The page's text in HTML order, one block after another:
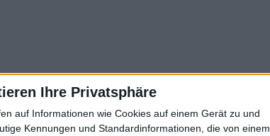
Ihre Privatsphäre
auf Informationen wie Cookies auf einem Gerät zu und
Kennungen und Standardinformationen, die von einem